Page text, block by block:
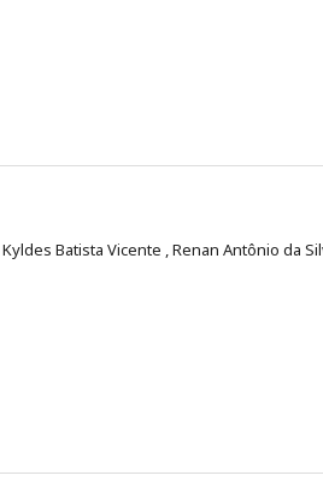
Batista Vicente , Renan Antônio da